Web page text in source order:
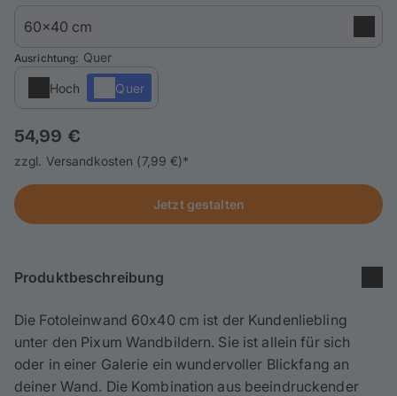
Anlässe
Service
Anmelden / Registrieren
Reisekollektion
Ausrichtung: Quer
Hoch Quer
54,99 €
zzgl. Versandkosten (7,99 €)*
Jetzt gestalten
Produktbeschreibung
Die Fotoleinwand 60x40 cm ist der Kundenliebling
unter den Pixum Wandbildern. Sie ist allein für sich
oder in einer Galerie ein wundervoller Blickfang an
deiner Wand. Die Kombination aus beeindruckender